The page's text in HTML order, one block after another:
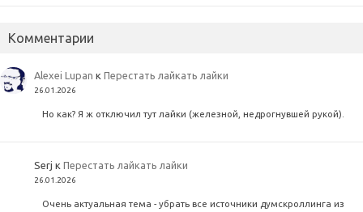
Комментарии
Alexei Lupan кПерестать лайкать лайки
26.01.2026
Но как? Я ж отключил тут лайки (железной, недрогнувшей рукой).
Serj кПерестать лайкать лайки
26.01.2026
Очень актуальная тема - убрать все источники думскроллинга из